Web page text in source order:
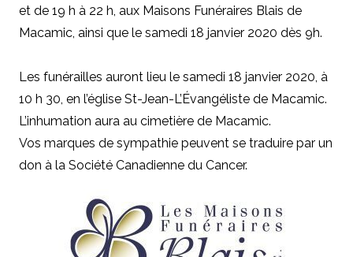
et de 19 h à 22 h, aux Maisons Funéraires Blais de
Macamic, ainsi que le samedi 18 janvier 2020 dès 9h.
Les funérailles auront lieu le samedi 18 janvier 2020, à
10 h 30, en l’église St-Jean-L’Évangéliste de Macamic.
L’inhumation aura au cimetière de Macamic.
Vos marques de sympathie peuvent se traduire par un
don à la Société Canadienne du Cancer.